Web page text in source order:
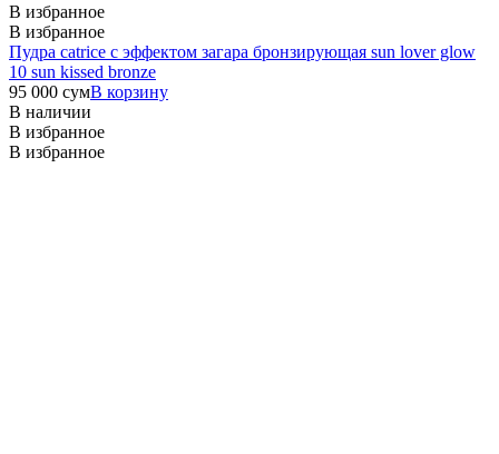
В избранное
В избранное
Пудра catrice с эффектом загара бронзирующая sun lover glow
10 sun kissed bronze
95 000 сумВ корзину
В наличии
В избранное
В избранное